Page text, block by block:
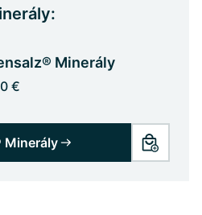
Minerály
€
Minerály